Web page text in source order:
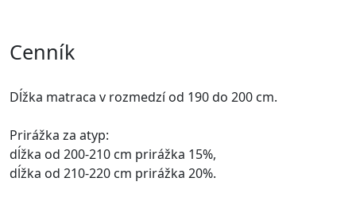
Cenník
Dĺžka matraca v rozmedzí od 190 do 200 cm.
Prirážka za atyp:
dĺžka od 200-210 cm prirážka 15%,
dĺžka od 210-220 cm prirážka 20%.